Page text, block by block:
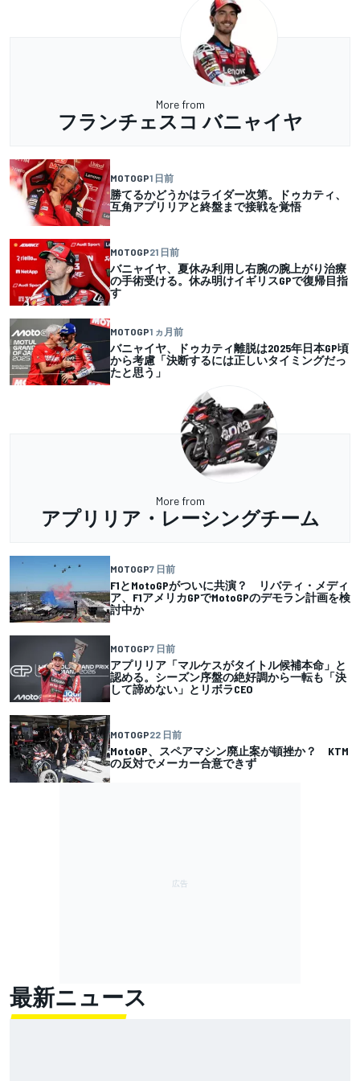
More from
フランチェスコ バニャイヤ
MOTOGP1 日前
勝てるかどうかはライダー次第。ドゥカティ、
互角アプリリアと終盤まで接戦を覚悟
MOTOGP21 日前
バニャイヤ、夏休み利用し右腕の腕上がり治療
の手術受ける。休み明けイギリスGPで復帰目指
す
MOTOGP1 ヵ月前
バニャイヤ、ドゥカティ離脱は2025年日本GP頃
から考慮「決断するには正しいタイミングだっ
たと思う」
More from
アプリリア・レーシングチーム
MOTOGP7 日前
F1とMotoGPがついに共演？ リバティ・メディ
ア、F1アメリカGPでMotoGPのデモラン計画を検
討中か
MOTOGP7 日前
アプリリア「マルケスがタイトル候補本命」と
認める。シーズン序盤の絶好調から一転も「決
して諦めない」とリボラCEO
MOTOGP22 日前
MotoGP、スペアマシン廃止案が頓挫か？ KTM
の反対でメーカー合意できず
最新ニュース